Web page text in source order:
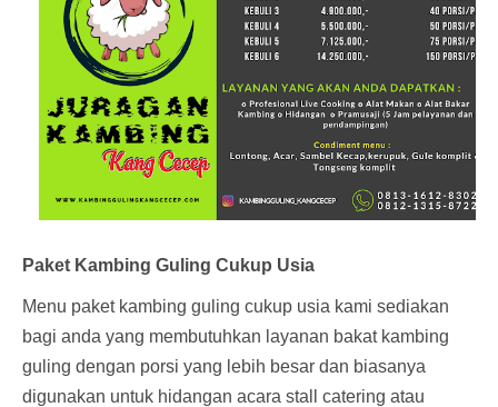
Paket Kambing Guling Cukup Usia
Menu paket kambing guling cukup usia kami sediakan
bagi anda yang membutuhkan layanan bakat kambing
guling dengan porsi yang lebih besar dan biasanya
digunakan untuk hidangan acara stall catering atau